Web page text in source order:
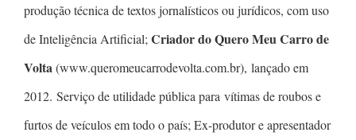
produção técnica de textos jornalísticos ou jurídicos, com uso
de Inteligência Artificial; Criador do Quero Meu Carro de
Volta(www.queromeucarrodevolta.com.br), lançado em
2012. Serviço de utilidade pública para vítimas de roubos e
furtos de veículos em todo o país; Ex-produtor e apresentador